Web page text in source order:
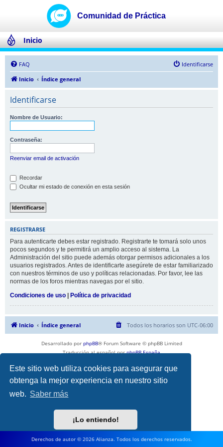
Este sitio web utiliza cookies para asegurar que
obtenga la mejor experiencia en nuestro sitio
web. Saber más
¡Lo entiendo!
Inicio
FAQ
Identificarse
Inicio
Índice general
Identificarse
Nombre de Usuario:
Contraseña:
Reenviar email de activación
Recordar
Ocultar mi estado de conexión en esta sesión
REGISTRARSE
Para autenticarte debes estar registrado. Registrarte te tomará solo unos
pocos segundos y te permitirá un amplio acceso al sistema. La
Administración del sitio puede además otorgar permisos adicionales a los
usuarios registrados. Antes de identificarte asegúrete de estar familiarizado
con nuestros términos de uso y políticas relacionadas. Por favor, lee las
normas de los foros mientras navegas por el sitio.
Condiciones de uso | Política de privacidad
Inicio Índice general Todos los horarios son UTC-06:00
Desarrollado por phpBB® Forum Software © phpBB Limited
Traducción al español porphpBB España
Derechos de autor © 2026 Alianza. Todos los derechos reservados.